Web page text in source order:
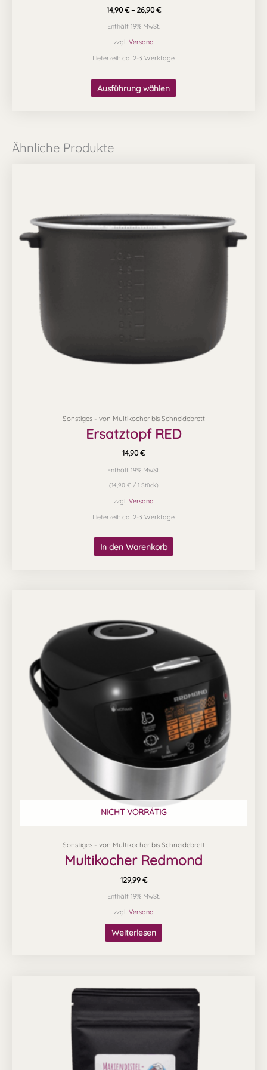
14,90€ – 26,90€
Enthält 19% MwSt.
zzgl. Versand
Lieferzeit: ca. 2-3 Werktage
Ausführung wählen
Ähnliche Produkte
Sonstiges - von Multikocher bis Schneidebrett
Ersatztopf RED
14,90€
Enthält 19% MwSt.
(14,90 € / 1 Stück)
zzgl. Versand
Lieferzeit: ca. 2-3 Werktage
In den Warenkorb
NICHT VORRÄTIG
Sonstiges - von Multikocher bis Schneidebrett
Multikocher Redmond
129,99 €
Enthält 19% MwSt.
zzgl. Versand
Weiterlesen